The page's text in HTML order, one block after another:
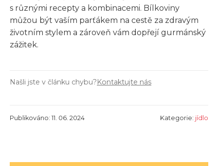
s různými recepty a kombinacemi. Bílkoviny
můžou být vaším parťákem na cestě za zdravým
životním stylem a zároveň vám dopřejí gurmánský
zážitek.
Našli jste v článku chybu?Kontaktujte nás
Publikováno: 11. 06. 2024 Kategorie: jídlo